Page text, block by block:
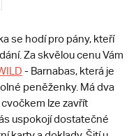
se hodí pro pány, kteří
Za skvělou cenu Vám
- Barnabas, která je
peněženky. Má dva
lze zavřít
uspokojí dostatečné